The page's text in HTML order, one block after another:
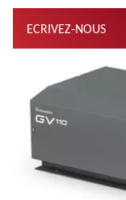
ECRIVEZ-NOUS